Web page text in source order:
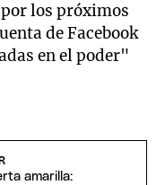
los próximos
de Facebook
en el poder"
amarilla: